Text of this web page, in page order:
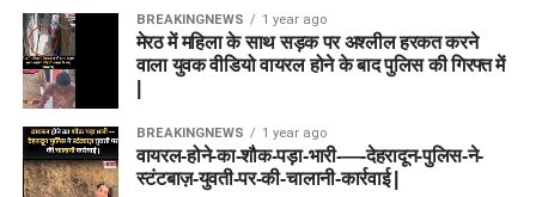
BREAKINGNEWS 1 year ago
मेरठ में महिला के साथ सड़क पर अश्लील हरकत करने
वाला युवक वीडियो वायरल होने के बाद पुलिस की गिरफ्त में
BREAKINGNEWS 1 year ago
वायरल-होने-का-शौक-पड़ा-भारी-—-देहरादून-पुलिस-ने-
स्टंटबाज़-युवती-पर-की-चालानी-कार्रवाई |